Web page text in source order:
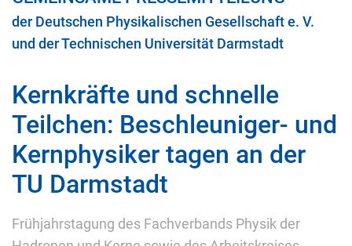
der Deutschen Physikalischen Gesellschaft e. V.
und der Technischen Universität Darmstadt
Kernkräfte und schnelle
Teilchen: Beschleuniger- und
Kernphysiker tagen an der
TU Darmstadt
Frühjahrstagung des Fachverbands Physik der